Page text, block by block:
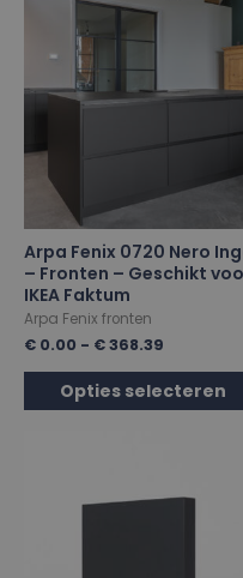
Arpa Fenix 0720 Nero
– Fronten – Geschikt
IKEA Faktum
Arpa Fenix fronten
€ 0.00 - €368.39
Opties selecteren